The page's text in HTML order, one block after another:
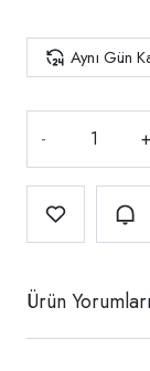
Aynı Gün
- +
Ürün Yorumları